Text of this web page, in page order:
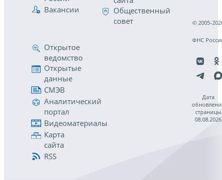
Вакансии
Общественный
совет
Открытое
ведомство
Открытые
данные
СМЭВ
Аналитический
портал
Видеоматериалы
Карта
сайта
RSS
© 2005-
ФНС
Дата
страницы
08.08.2026